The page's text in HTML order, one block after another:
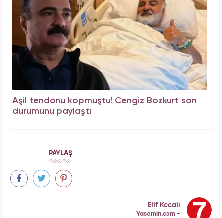
Aşil tendonu kopmuştu! Cengiz Bozkurt son
durumunu paylaştı
PAYLAŞ
Elif Kocalı
Yasemin.com -